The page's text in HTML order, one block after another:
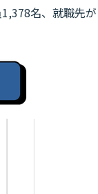
名、就職先が